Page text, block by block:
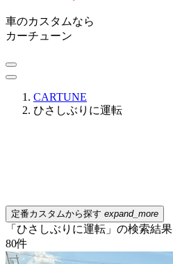
車のカスタムなら
カーチューン
CARTUNE
ひさしぶりに運転
定番カスタムから探す expand_more
「ひさしぶりに運転」の検索結果
80件